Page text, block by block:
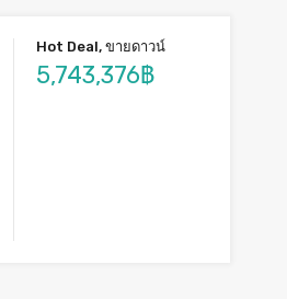
Hot Deal, ขายดาวน์
5,743,376฿